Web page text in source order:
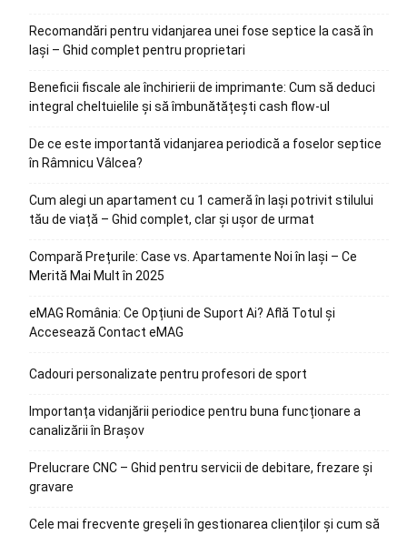
Recomandări pentru vidanjarea unei fose septice la casă în
Iași – Ghid complet pentru proprietari
Beneficii fiscale ale închirierii de imprimante: Cum să deduci
integral cheltuielile și să îmbunătățești cash flow-ul
De ce este importantă vidanjarea periodică a foselor septice
în Râmnicu Vâlcea?
Cum alegi un apartament cu 1 cameră în Iași potrivit stilului
tău de viață – Ghid complet, clar și ușor de urmat
Compară Prețurile: Case vs. Apartamente Noi în Iași – Ce
Merită Mai Mult în 2025
eMAG România: Ce Opțiuni de Suport Ai? Află Totul și
Accesează Contact eMAG
Cadouri personalizate pentru profesori de sport
Importanța vidanjării periodice pentru buna funcționare a
canalizării în Brașov
Prelucrare CNC – Ghid pentru servicii de debitare, frezare și
gravare
Cele mai frecvente greșeli în gestionarea clienților și cum să